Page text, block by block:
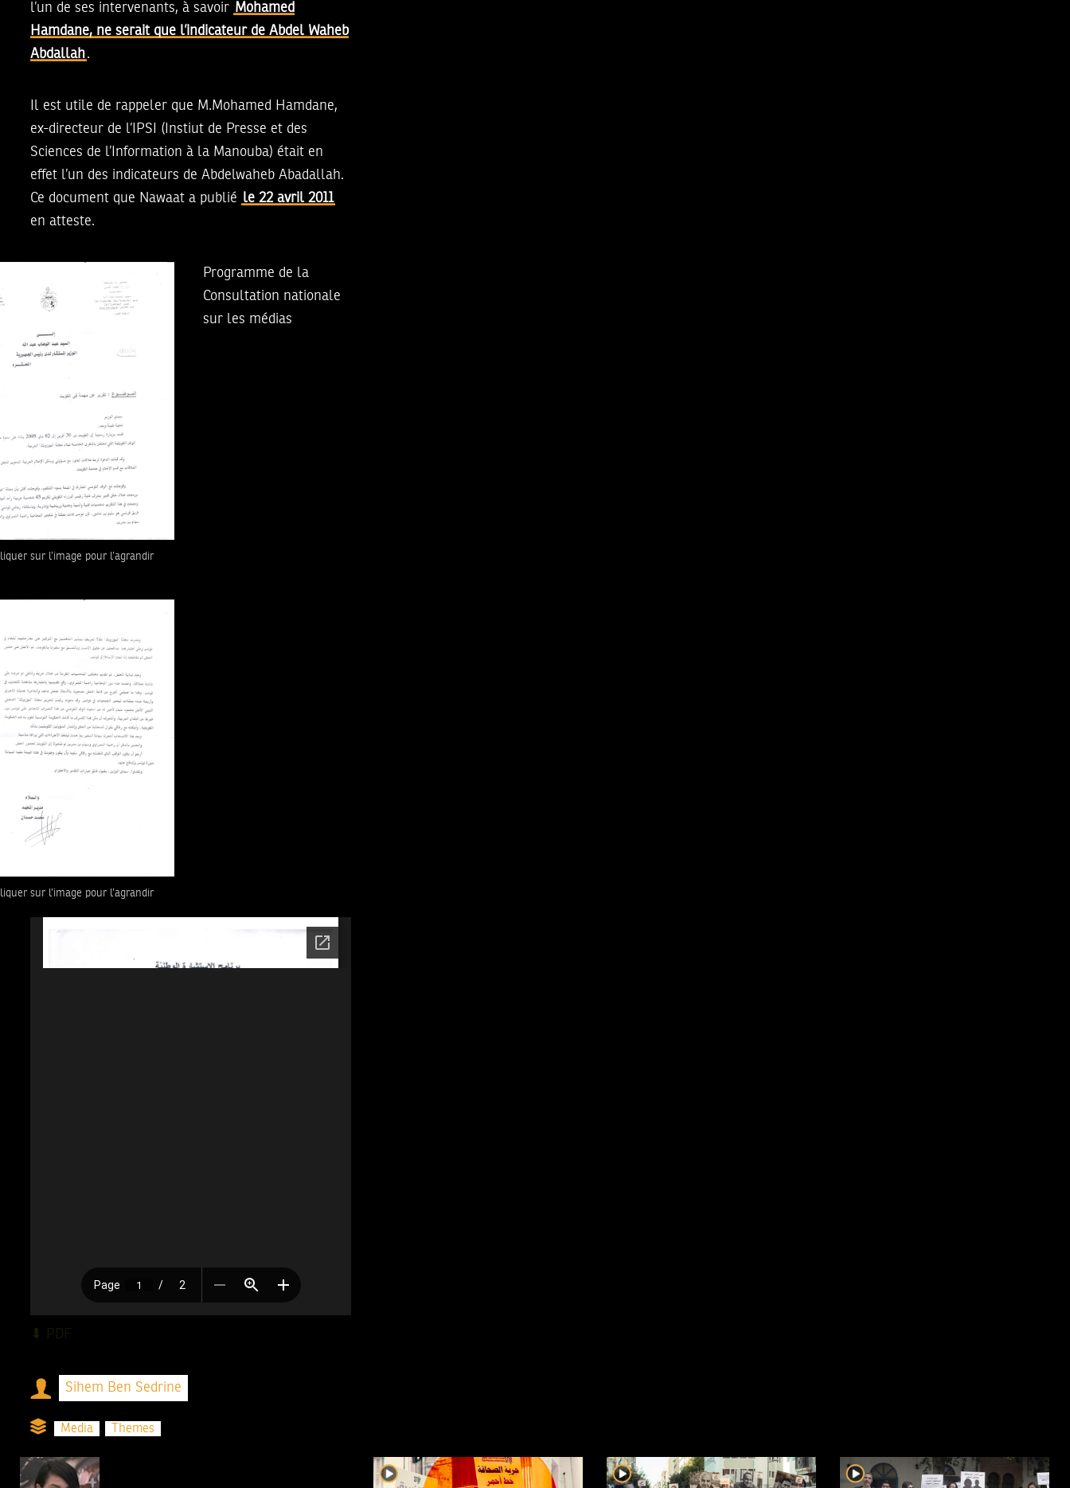
l’un de ses intervenants, à savoir Mohamed
Hamdane, ne serait que l’indicateur de Abdel Waheb
Abdallah.
Il est utile de rappeler que M.Mohamed Hamdane,
ex-directeur de l’IPSI (Instiut de Presse et des
Sciences de l’Information à la Manouba) était en
effet l’un des indicateurs de Abdelwaheb Abadallah.
Ce document que Nawaat a publié le 22 avril 2011
en atteste.
sur l’image pour l’agrandir
sur l’image pour l’agrandir
Programme de la
Consultation nationale
sur les médias
⬇︎ PDF
Sihem Ben Sedrine
Media , Themes